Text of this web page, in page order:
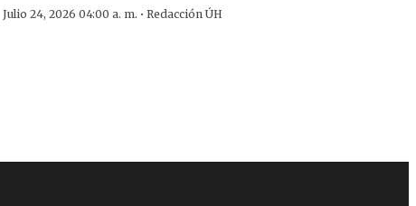
Julio 24, 2026 04:00 a. m. · Redacción ÚH